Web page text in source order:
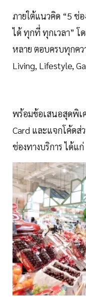
ภายใต้แนวคิด “5 ช่
ได้ ทุกที่ ทุกเวลา” โ
หลาย ตอบครบทุกคว
Living, Lifestyle,
พร้อมข้อเสนอสุดพิเ
Card และแจกโค้ด
ช่องทางบริการ ได้แก่